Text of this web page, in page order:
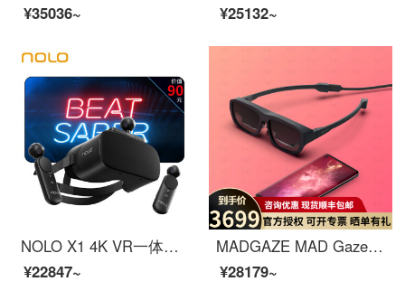
¥35036~
¥25132~
NOLO X1 4K VR一体机 6DoF版 vr眼镜 虚拟现实 VR体感游戏机设备 无线串流steam vr 支持赛博朋克2077
¥22847~
MADGAZE MAD GazePlus智能MR混合现实AR眼镜Glow手机投屏3D移动影院头显一体 GLOW 深夜黑
¥28179~